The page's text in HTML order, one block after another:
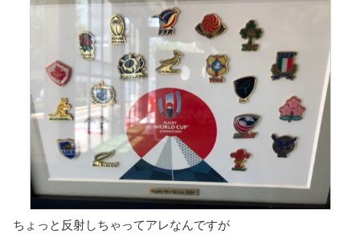
ちょっと反射しちゃってアレなんですが